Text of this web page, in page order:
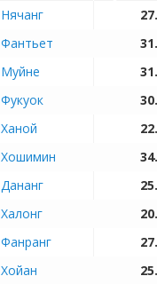
Нячанг
Фантьет
Муйне
Фукуок
Ханой
Хошимин
Дананг
Халонг
Фанранг
Хойан